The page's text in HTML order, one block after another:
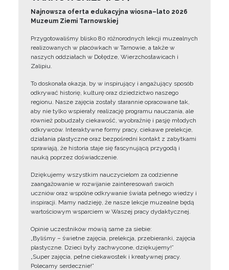
Najnowsza oferta edukacyjna wiosna–lato 2026
Muzeum Ziemi Tarnowskiej
Przygotowaliśmy blisko 80 różnorodnych lekcji muzealnych
realizowanych w placówkach w Tarnowie, a także w
naszych oddziałach w Dołędze, Wierzchosławicach i
Zalipiu.
To doskonała okazja, by w inspirujący i angażujący sposób
odkrywać historię, kulturę oraz dziedzictwo naszego
regionu. Nasze zajęcia zostały starannie opracowane tak,
aby nie tylko wspierały realizację programu nauczania, ale
również pobudzały ciekawość, wyobraźnię i pasję młodych
odkrywców. Interaktywne formy pracy, ciekawe prelekcje,
działania plastyczne oraz bezpośredni kontakt z zabytkami
sprawiają, że historia staje się fascynującą przygodą i
nauką poprzez doświadczenie.
Dziękujemy wszystkim nauczycielom za codzienne
zaangażowanie w rozwijanie zainteresowań swoich
uczniów oraz wspólne odkrywanie świata pełnego wiedzy i
inspiracji. Mamy nadzieję, że nasze lekcje muzealne będą
wartościowym wsparciem w Waszej pracy dydaktycznej.
Opinie uczestników mówią same za siebie:
„Byliśmy – świetne zajęcia, prelekcja, przebieranki, zajęcia
plastyczne. Dzieci były zachwycone, dziękujemy!”
„Super zajęcia, pełne ciekawostek i kreatywnej pracy.
Polecamy serdecznie!”